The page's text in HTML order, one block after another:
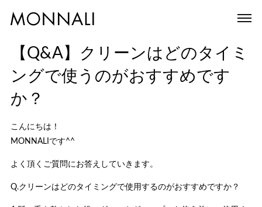
【Q&A】クリーンはどのタイミ
ングで使うのがおすすめです
か？
こんにちは！
MONNALIです^^
よく頂くご質問にお答えしていきます。
Q.クリーンはどのタイミングで使用するのがおすすめですか？